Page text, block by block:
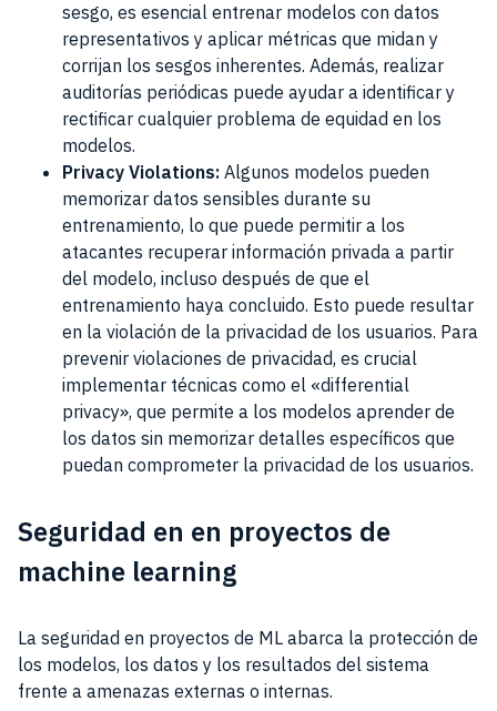
sesgo, es esencial entrenar modelos con datos
representativos y aplicar métricas que midan y
corrijan los sesgos inherentes. Además, realizar
auditorías periódicas puede ayudar a identificar y
rectificar cualquier problema de equidad en los
modelos.
Privacy Violations: Algunos modelos pueden
memorizar datos sensibles durante su
entrenamiento, lo que puede permitir a los
atacantes recuperar información privada a partir
del modelo, incluso después de que el
entrenamiento haya concluido. Esto puede resultar
en la violación de la privacidad de los usuarios. Para
prevenir violaciones de privacidad, es crucial
implementar técnicas como el «differential
privacy», que permite a los modelos aprender de
los datos sin memorizar detalles específicos que
puedan comprometer la privacidad de los usuarios.
Seguridad en en proyectos de
machine learning
La seguridad en proyectos de ML abarca la protección de
los modelos, los datos y los resultados del sistema
frente a amenazas externas o internas.